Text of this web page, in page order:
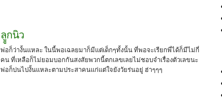
ลููกนิว
พ่อก็ว่างั้นแหละ ในนี้พอเฉลยมาก็มีแต่เด็กๆทั้งนั้น ที่พอจะเรียกพี่ได้ก็มีไม่กี่
คน ที่เหลือก็ไม่ยอมบอกกันสงสัยพวกนี้ตกเลขเลยไม่ชอบจำเรื่องตัวเลขนะ
พ่อก็บ่นไปงั้นแหละตามประสาคนแก่แต่ใจยังวัยร่นอยู่ ฮ่าๆๆๆ